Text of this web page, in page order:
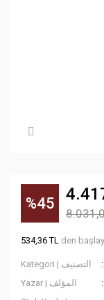
%45
534,36 TL den
Kategori | التصنيف
Yazar | المؤلف